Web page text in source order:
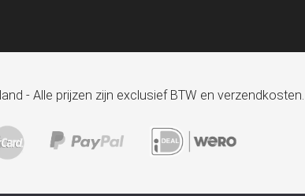
- Alle prijzen zijn exclusief BTW en verzendkosten.